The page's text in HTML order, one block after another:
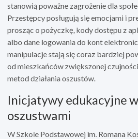
stanowią poważne zagrożenie dla
Przestępcy posługują się emocjami i
prosząc o pożyczkę, kody dostępu z
albo dane logowania do kont
manipulacje stają się coraz bardziej
od mieszkańców zwiększonej
metod działania oszustów.
Inicjatywy edukacyjne
oszustwami
W Szkole Podstawowej im. Romana